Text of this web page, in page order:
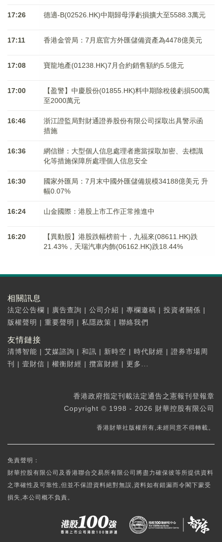
17:26 德適-B(02526.HK)中期歸母淨虧損擴大至5588.3萬元
17:11 香港金管局：7月底官方外匯儲備資產為4478億美元
17:08 寶龍地產(01238.HK)7月合約銷售額約5.5億元
17:00
【盈警】中慶股份(01855.HK)料中期除稅後虧損500萬
至2000萬元
16:46
浙江證監局對財通證券股份有限公司採取出具警示函
措施
16:36
網信辦：大型個人信息處理者應當採取加密、去標識
化等措施保障所處理個人信息安全
16:30
國家外匯局：7月末中國外匯儲備規模34188億美元 升
幅0.07%
16:24 山金國際：港股上市工作正常推進中
16:20
【異動股】港股跌幅榜前十，九福來(08611.HK)跌
21.43%，天瑞汽車内飾(06162.HK)跌18.44%
相關訊息
法定公告欄 | 廣告查詢 | 公司介紹 | 專欄邀稿 | 投資者關係 |
版權聲明 | 重要聲明 | 私隱政策 | 聯絡我們
友情鏈接
清博智能 | 艾媒諮詢 | 和訊 | 新時空 | 時代財經 | 證券市場周
刊
| 壹財信 | 權衡財經 | 攬富財經 | 更多...
香港政府指定刊載法定通告之憲報刊登報章
Copyright © 1998 - 2026 財華控股有限公司
香港財華社版權所有,未經同意不得轉載。
免責聲明：
財華控股有限公司及香港聯合交易所有限公司將盡力確保彼等所提供資料
之準確性及可靠性,但並不保證資料絕對無誤,資料如有錯漏而令閣下蒙受
損失,本公司概不負責。